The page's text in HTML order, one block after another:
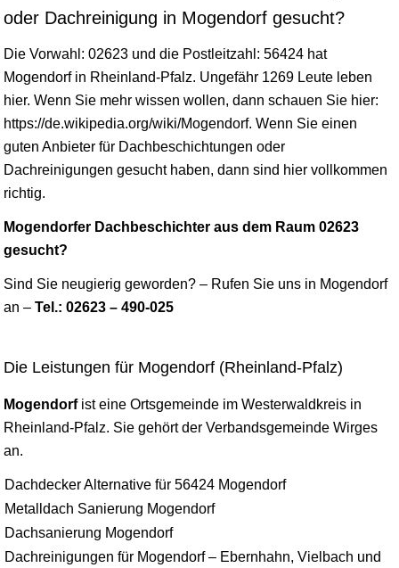
oder Dachreinigung in Mogendorf gesucht?
Die Vorwahl: 02623 und die Postleitzahl: 56424 hat
Mogendorf in Rheinland-Pfalz. Ungefähr 1269 Leute leben
hier. Wenn Sie mehr wissen wollen, dann schauen Sie hier:
https://de.wikipedia.org/wiki/Mogendorf. Wenn Sie einen
guten Anbieter für Dachbeschichtungen oder
Dachreinigungen gesucht haben, dann sind hier vollkommen
richtig.
Mogendorfer Dachbeschichter aus dem Raum 02623
gesucht?
Sind Sie neugierig geworden? – Rufen Sie uns in Mogendorf
an – Tel.: 02623 – 490-025
Die Leistungen für Mogendorf (Rheinland-Pfalz)
Mogendorfist eine Ortsgemeinde im Westerwaldkreis in
Rheinland-Pfalz. Sie gehört der Verbandsgemeinde Wirges
an.
Dachdecker Alternative für 56424 Mogendorf
Metalldach Sanierung Mogendorf
Dachsanierung Mogendorf
Dachreinigungen für Mogendorf – Ebernhahn, Vielbach und